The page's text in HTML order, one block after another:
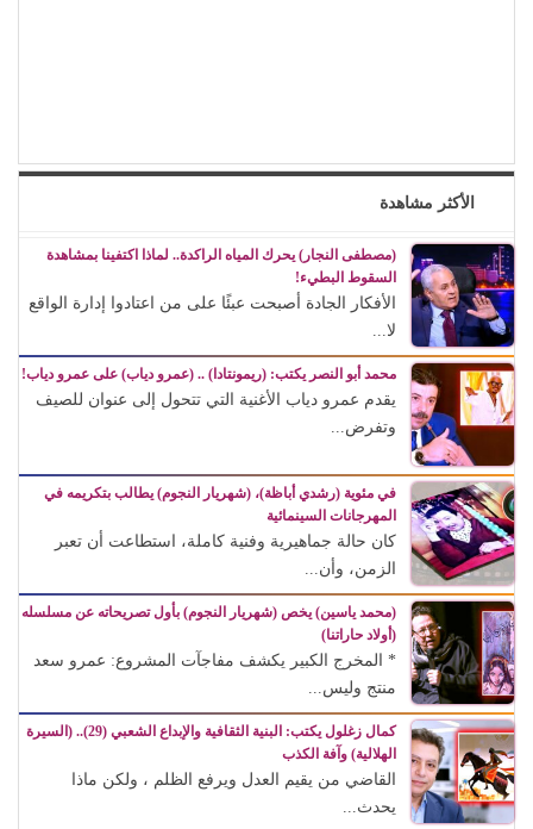
الأكثر مشاهدة
(مصطفى النجار) يحرك المياه الراكدة.. لماذا اكتفينا بمشاهدة
السقوط البطيء!
الأفكار الجادة أصبحت عبئًا على من اعتادوا إدارة الواقع
لا...
محمد أبو النصر يكتب: (ريمونتادا) .. (عمرو دياب) على عمرو دياب!
يقدم عمرو دياب الأغنية التي تتحول إلى عنوان للصيف
وتفرض...
في مئوية (رشدي أباظة)، (شهريار النجوم) يطالب بتكريمه في
المهرجانات السينمائية
كان حالة جماهيرية وفنية كاملة، استطاعت أن تعبر
الزمن، وأن...
(محمد ياسين) يخص (شهريار النجوم) بأول تصريحاته عن مسلسله
(أولاد حاراتنا)
* المخرج الكبير يكشف مفاجآت المشروع: عمرو سعد
منتج وليس...
كمال زغلول يكتب: البنية الثقافية والإبداع الشعبي (29).. (السيرة
الهلالية) وآفة الكذب
القاضي من يقيم العدل ويرفع الظلم ، ولكن ماذا
يحدث...